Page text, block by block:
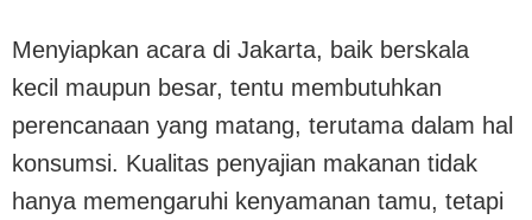
Menyiapkan acara di Jakarta, baik berskala
kecil maupun besar, tentu membutuhkan
perencanaan yang matang, terutama dalam hal
konsumsi. Kualitas penyajian makanan tidak
hanya memengaruhi kenyamanan tamu, tetapi